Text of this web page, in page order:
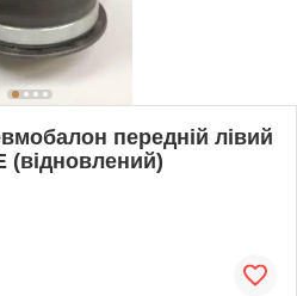
передній лівий
(відновлений)